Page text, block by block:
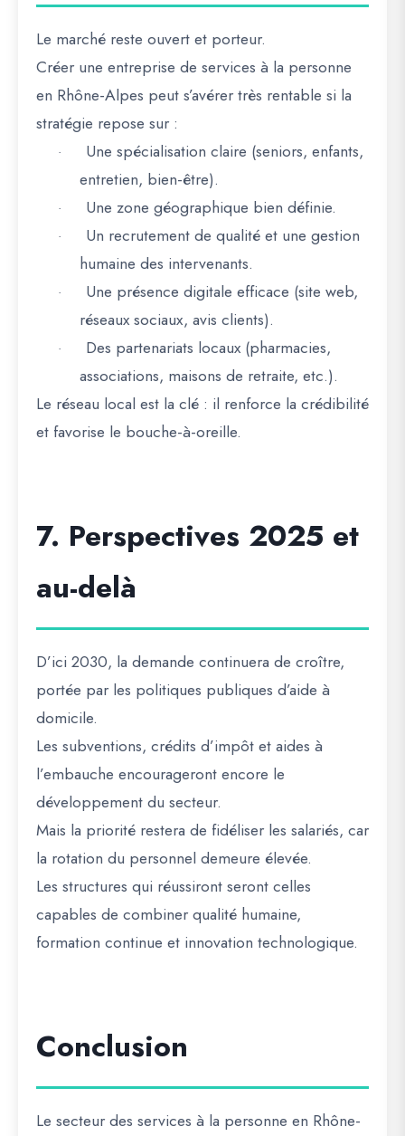
Le marché reste ouvert et porteur.
Créer une entreprise de services à la personne
en Rhône-Alpes peut s’avérer très rentable si la
stratégie repose sur :
· Une spécialisation claire (seniors, enfants,
entretien, bien-être).
· Une zone géographique bien définie.
· Un recrutement de qualitéet une gestion
humaine des intervenants.
· Une présence digitale efficace (site web,
réseaux sociaux, avis clients).
· Des partenariats locaux (pharmacies,
associations, maisons de retraite, etc.).
Le réseau local est la clé : il renforce la crédibilité
et favorise le bouche-à-oreille.
7. Perspectives 2025 et
au-delà
D’ici 2030, la demande continuera de croître,
portée par les politiques publiques d’aide à
domicile.
Les subventions, crédits d’impôtetaides à
l’embauche encourageront encore le
développement du secteur.
Mais la priorité restera de fidéliser les salariés, car
la rotation du personnel demeure élevée.
Les structures qui réussiront seront celles
capables de combiner qualité humaine,
formation continue et innovation technologique.
Conclusion
Le secteur des services à la personne en Rhône-